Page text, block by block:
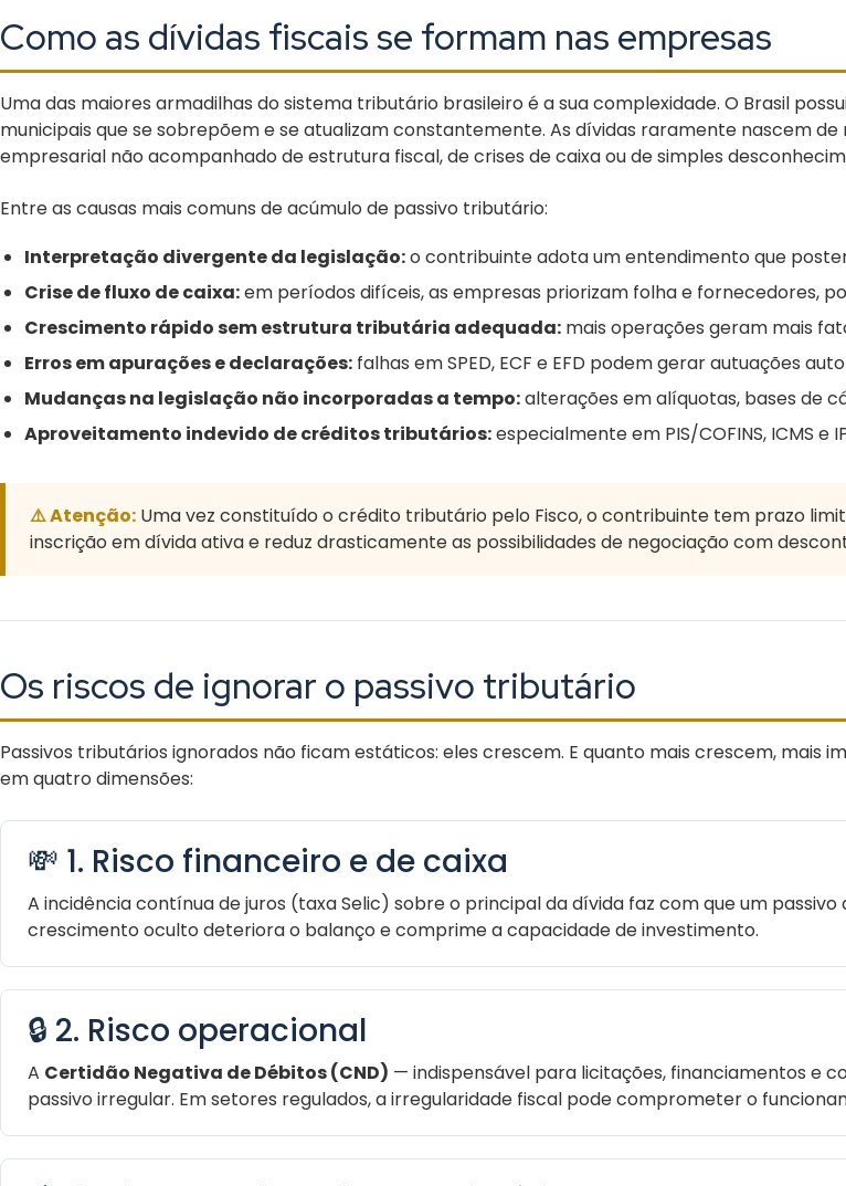
Como as dívidas fiscais se formam nas empresas
Uma das maiores armadilhas do sistema tributário brasileiro é a sua complexidade. O Brasil
municipais que se sobrepõem e se atualizam constantemente. As dívidas raramente nascem
empresarial não acompanhado de estrutura fiscal, de crises de caixa ou de simples
Entre as causas mais comuns de acúmulo de passivo tributário:
Interpretação divergente da legislação:o contribuinte adota um entendimento que
Crise de fluxo de caixa:em períodos difíceis, as empresas priorizam folha e fornecedores,
Crescimento rápido sem estrutura tributária adequada: mais operações geram mais
Erros em apurações e declarações: falhas em SPED, ECF e EFD podem gerar autuações
Mudanças na legislação não incorporadas a tempo:alterações em alíquotas, bases de
Aproveitamento indevido de créditos tributários:especialmente em PIS/COFINS, ICMS e
⚠️ Atenção: Uma vez constituído o crédito tributário pelo Fisco, o contribuinte tem prazo
inscrição em dívida ativa e reduz drasticamente as possibilidades de negociação com
Os riscos de ignorar o passivo tributário
Passivos tributários ignorados não ficam estáticos: eles crescem. E quanto mais crescem, mais
em quatro dimensões:
💸 1. Risco financeiro e de caixa
A incidência contínua de juros (taxa Selic) sobre o principal da dívida faz com que um passivo
crescimento oculto deteriora o balanço e comprime a capacidade de investimento.
🔒 2. Risco operacional
A Certidão Negativa de Débitos (CND) — indispensável para licitações, financiamentos e
passivo irregular. Em setores regulados, a irregularidade fiscal pode comprometer o